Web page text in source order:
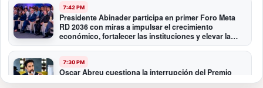
7:42 PM
Presidente Abinader participa en primer Foro Meta
RD 2036 con miras a impulsar el crecimiento
económico, fortalecer las instituciones y elevar la
productividad
7:30 PM
Oscar Abreu cuestiona la interrupción del Premio
Nacional de Artes Visuales: “Un país que deja de